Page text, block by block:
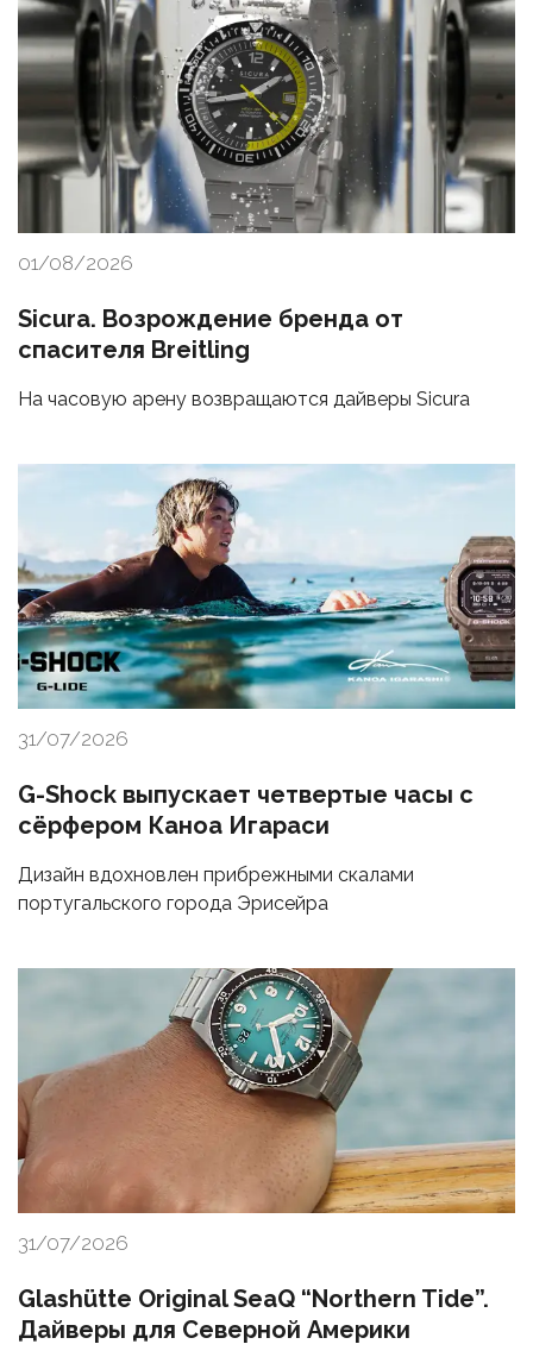
01/08/2026
Sicura. Возрождение бренда от
спасителя Breitling
На часовую арену возвращаются дайверы Sicura
31/07/2026
G-Shock выпускает четвертые часы с
сёрфером Каноа Игараси
Дизайн вдохновлен прибрежными скалами
португальского города Эрисейра
31/07/2026
Glashütte Original SeaQ “Northern Tide”.
Дайверы для Северной Америки